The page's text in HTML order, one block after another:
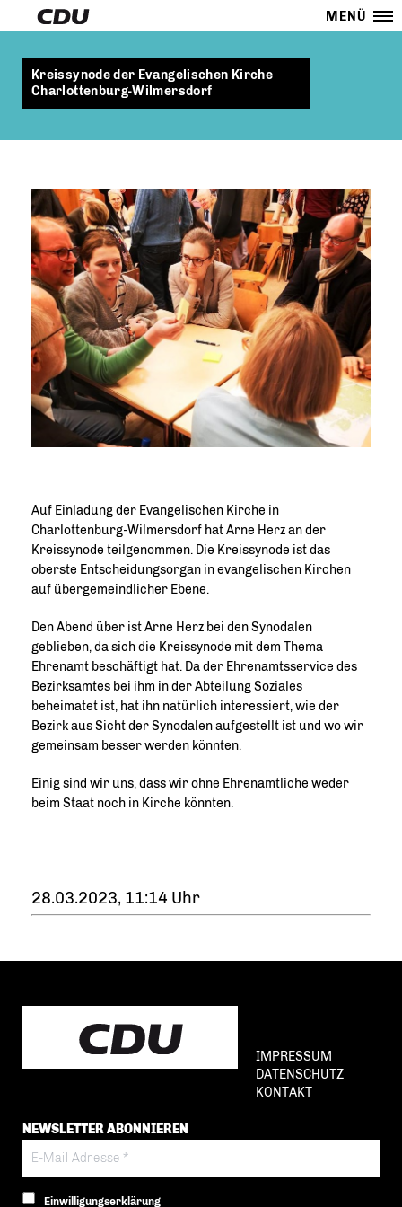
MENÜ
Kreissynode der Evangelischen Kirche
Charlottenburg-Wilmersdorf
Auf Einladung der Evangelischen Kirche in
Charlottenburg-Wilmersdorf hat Arne Herz an der
Kreissynode teilgenommen. Die Kreissynode ist das
oberste Entscheidungsorgan in evangelischen Kirchen
auf übergemeindlicher Ebene.
Den Abend über ist Arne Herz bei den Synodalen
geblieben, da sich die Kreissynode mit dem Thema
Ehrenamt beschäftigt hat. Da der Ehrenamtsservice des
Bezirksamtes bei ihm in der Abteilung Soziales
beheimatet ist, hat ihn natürlich interessiert, wie der
Bezirk aus Sicht der Synodalen aufgestellt ist und wo wir
gemeinsam besser werden könnten.
Einig sind wir uns, dass wir ohne Ehrenamtliche weder
beim Staat noch in Kirche könnten.
28.03.2023, 11:14 Uhr
IMPRESSUM
DATENSCHUTZ
KONTAKT
NEWSLETTER ABONNIEREN
Einwilligungserklärung